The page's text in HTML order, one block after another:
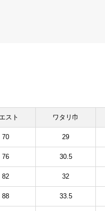
スト ワタリ巾
70 29
76 30.5
82 32
88 33.5